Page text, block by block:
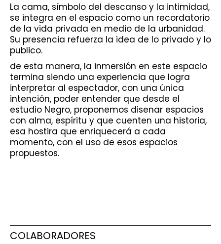
La cama, símbolo del descanso y la intimidad,
se integra en el espacio como un recordatorio
de la vida privada en medio de la urbanidad.
Su presencia refuerza la idea de lo privado y lo
publico.
de esta manera, la inmersión en este espacio
termina siendo una experiencia que logra
interpretar al espectador, con una única
intención, poder entender que desde el
estudio Negro, proponemos disenar espacios
con alma, espíritu y que cuenten una historia,
esa hostira que enriquecerá a cada
momento, con el uso de esos espacios
propuestos.
COLABORADORES